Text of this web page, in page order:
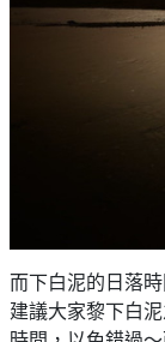
而下白泥的日落
建議大家黎下白